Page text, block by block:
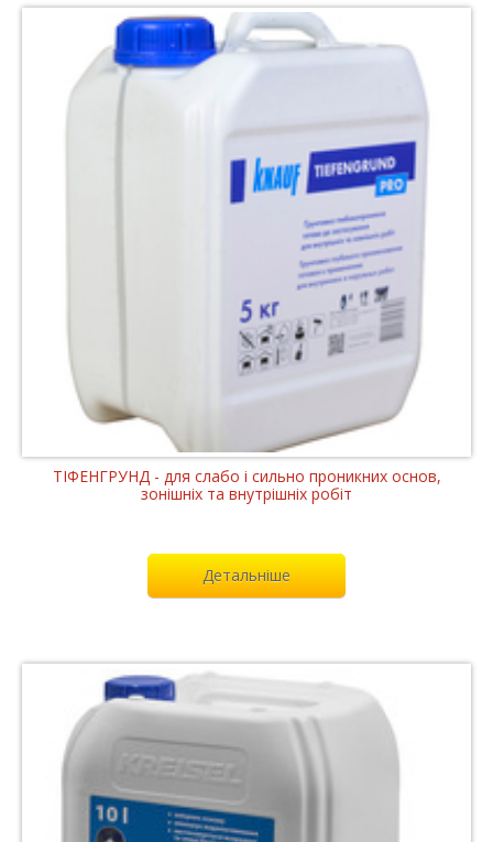
ТІФЕНГРУНД - для слабо і сильно проникних основ,
зонішніх та внутрішніх робіт
Детальніше